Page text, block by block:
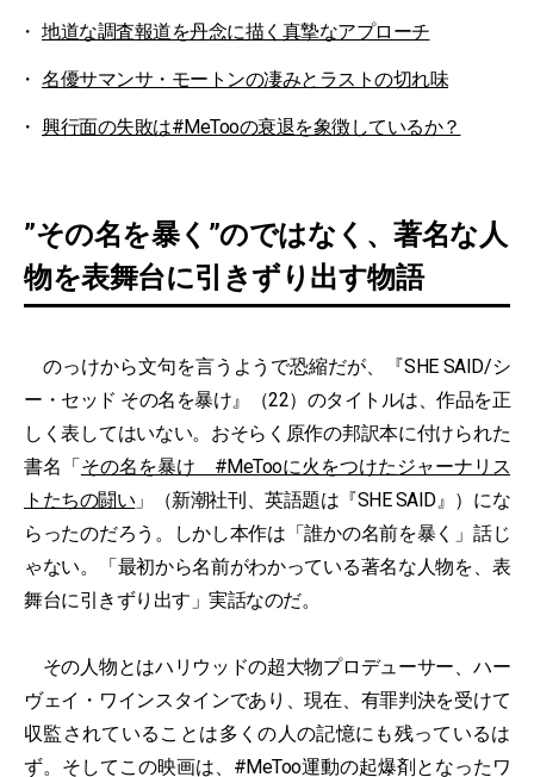
地道な調査報道を丹念に描く真摯なアプローチ
名優サマンサ・モートンの凄みとラストの切れ味
興行面の失敗は#MeTooの衰退を象徴しているか？
”その名を暴く”のではなく、著名な人
物を表舞台に引きずり出す物語
のっけから文句を言うようで恐縮だが、『SHE SAID/シ
ー・セッド その名を暴け』（22）のタイトルは、作品を正
しく表してはいない。おそらく原作の邦訳本に付けられた
書名「その名を暴け #MeTooに火をつけたジャーナリス
トたちの闘い 」（新潮社刊、英語題は『SHE SAID』）にな
らったのだろう。しかし本作は「誰かの名前を暴く」話じ
ゃない。「最初から名前がわかっている著名な人物を、表
舞台に引きずり出す」実話なのだ。
その人物とはハリウッドの超大物プロデューサー、ハー
ヴェイ・ワインスタインであり、現在、有罪判決を受けて
収監されていることは多くの人の記憶にも残っているは
ず。そしてこの映画は、#MeToo運動の起爆剤となったワ